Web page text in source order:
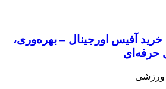
خرید آفیس اورجینال – بهره‌وری،
حرفه‌ای
ورزشی